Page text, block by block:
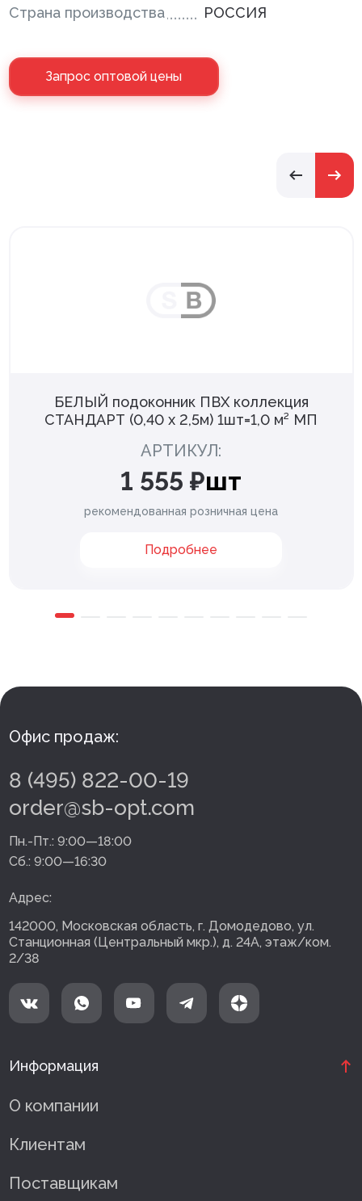
Страна производства РОССИЯ
Запрос оптовой цены
БЕЛЫЙ подоконник ПВХ коллекция
СТАНДАРТ (0,40 х 2,5м) 1шт=1,0 м² МП
АРТИКУЛ:
1 555 ₽шт
рекомендованная розничная цена
Подробнее
Офис продаж:
8 (495) 822-00-19
order@sb-opt.com
Пн.-Пт.: 9:00—18:00
Сб.: 9:00—16:30
Адрес:
142000, Московская область, г. Домодедово, ул.
Станционная (Центральный мкр.), д. 24А, этаж/ком.
2/38
Информация
О компании
Клиентам
Поставщикам